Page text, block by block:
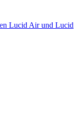
Lucid Air und Lucid